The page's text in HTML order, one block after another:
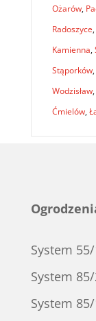
Ożarów,
Radoszyce,
Kamienna,
Stąporków,
Wodzisław,
Ćmielów,
System
System
System